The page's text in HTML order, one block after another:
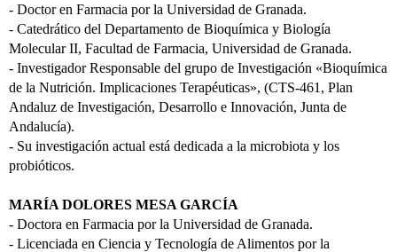
- Doctor en Farmacia por la Universidad de Granada.
- Catedrático del Departamento de Bioquímica y Biología
Molecular II, Facultad de Farmacia, Universidad de Granada.
- Investigador Responsable del grupo de Investigación «Bioquímica
de la Nutrición. Implicaciones Terapéuticas», (CTS-461, Plan
Andaluz de Investigación, Desarrollo e Innovación, Junta de
Andalucía).
- Su investigación actual está dedicada a la microbiota y los
probióticos.
MARÍA DOLORES MESA GARCÍA
- Doctora en Farmacia por la Universidad de Granada.
- Licenciada en Ciencia y Tecnología de Alimentos por la